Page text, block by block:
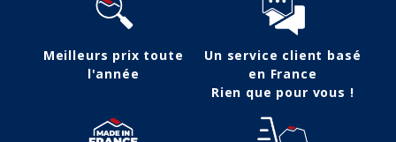
Meilleurs prix toute
l'année
Un service client basé
en France
Rien que pour vous !